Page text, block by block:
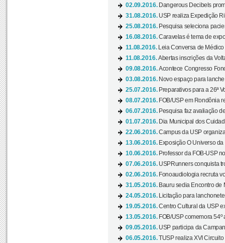
02.09.2016. Dangerous Decibels
31.08.2016. USP realiza Expedição
25.08.2016. Pesquisa seleciona
16.08.2016.Caravelas é tema de
11.08.2016.
Leia Conversa de
11.08.2016.Abertas inscrições da
09.08.2016.Acontece Congresso
03.08.2016. Novo espaço para
25.07.2016. Preparativos para a 26ª
08.07.2016. FOB/USP em Rondônia
06.07.2016. Pesquisa faz avaliação
01.07.2016. Dia Municipal dos
22.06.2016.Campus da USP
13.06.2016. Exposição O Universo
10.06.2016. Professor da FOB-USP
07.06.2016. USPRunners conquista
02.06.2016. Fonoaudiologia recruta
31.05.2016. Bauru sedia Encontro de
24.05.2016.
Licitação para
19.05.2016.Centro Cultural da USP
13.05.2016. FOB/USP comemora
09.05.2016. USP participa da
06.05.2016.TUSP realiza XVI Circuito